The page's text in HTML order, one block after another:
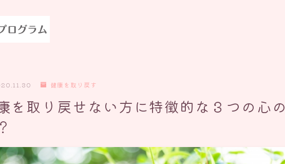
健康を取り戻す
を取り戻せない方に特徴的な３つの心の